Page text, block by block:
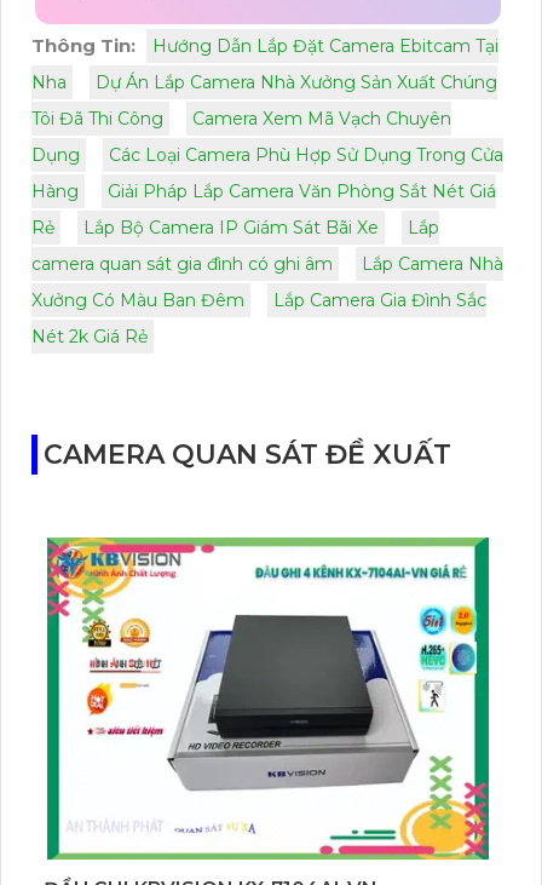
Thông Tin:
Hướng Dẫn Lắp Đặt Camera Ebitcam Tại
Nha
Dự Án Lắp Camera Nhà Xưởng Sản Xuất Chúng
Tôi Đã Thi Công
Camera Xem Mã Vạch Chuyên
Dụng
Các Loại Camera Phù Hợp Sử Dụng Trong Cửa
Hàng
Giải Pháp Lắp Camera Văn Phòng Sắt Nét Giá
Rẻ
Lắp Bộ Camera IP Giám Sát Bãi Xe
Lắp
camera quan sát gia đình có ghi âm
Lắp Camera Nhà
Xưởng Có Màu Ban Đêm
Lắp Camera Gia Đình Sắc
Nét 2k Giá Rẻ
CAMERA QUAN SÁT ĐỀ XUẤT